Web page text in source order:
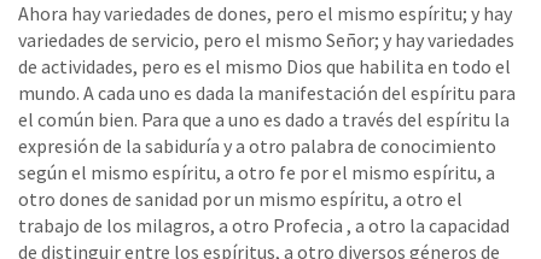
Ahora hay variedades de dones, pero el mismo espíritu; y hay
variedades de servicio, pero el mismo Señor; y hay variedades
de actividades, pero es el mismo Dios que habilita en todo el
mundo. A cada uno es dada la manifestación del espíritu para
el común bien. Para que a uno es dado a través del espíritu la
expresión de la sabiduría y a otro palabra de conocimiento
según el mismo espíritu, a otro fe por el mismo espíritu, a
otro dones de sanidad por un mismo espíritu, a otro el
trabajo de los milagros, a otro Profecia , a otro la capacidad
de distinguir entre los espíritus, a otro diversos géneros de